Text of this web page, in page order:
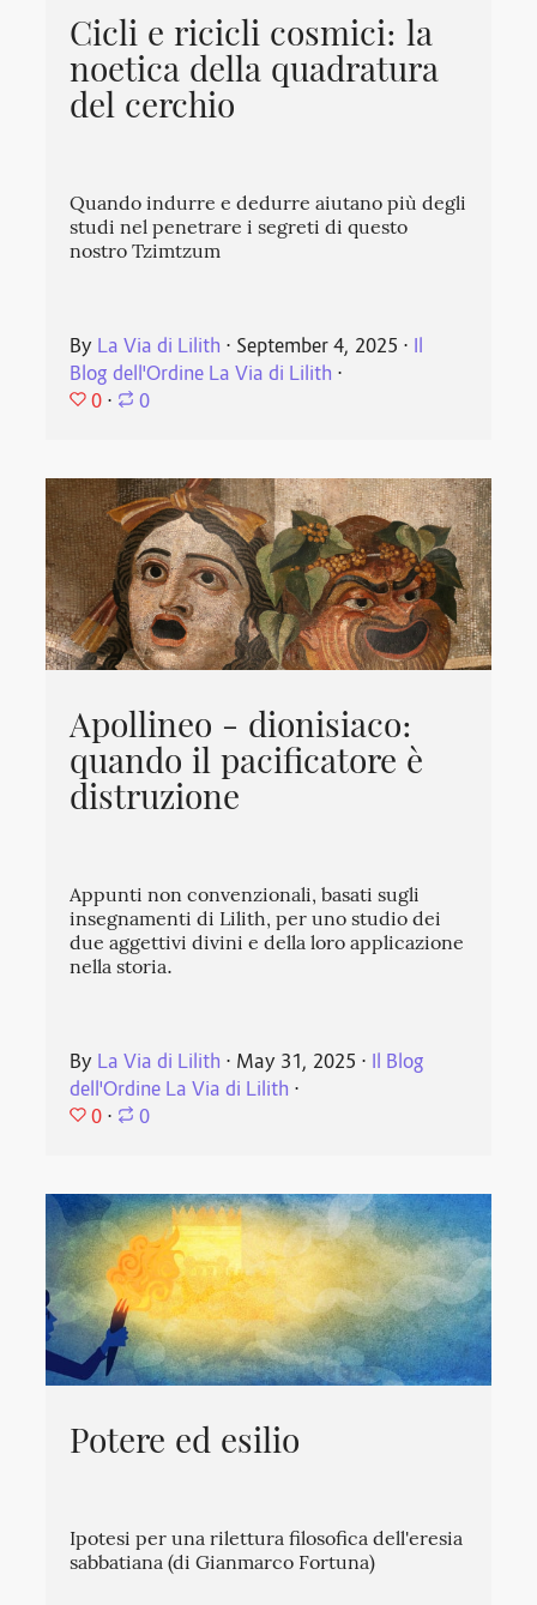
Cicli e ricicli cosmici: la
noetica della quadratura
del cerchio
Quando indurre e dedurre aiutano più degli
studi nel penetrare i segreti di questo
nostro Tzimtzum
By La Via di Lilith ⋅ September 4, 2025 ⋅ Il
Blog dell'Ordine La Via di Lilith ⋅
0 ⋅ 0
Apollineo - dionisiaco:
quando il pacificatore è
distruzione
Appunti non convenzionali, basati sugli
insegnamenti di Lilith, per uno studio dei
due aggettivi divini e della loro applicazione
nella storia.
By La Via di Lilith ⋅ May 31, 2025 ⋅ Il Blog
dell'Ordine La Via di Lilith ⋅
0 ⋅ 0
Potere ed esilio
Ipotesi per una rilettura filosofica dell'eresia
sabbatiana (di Gianmarco Fortuna)